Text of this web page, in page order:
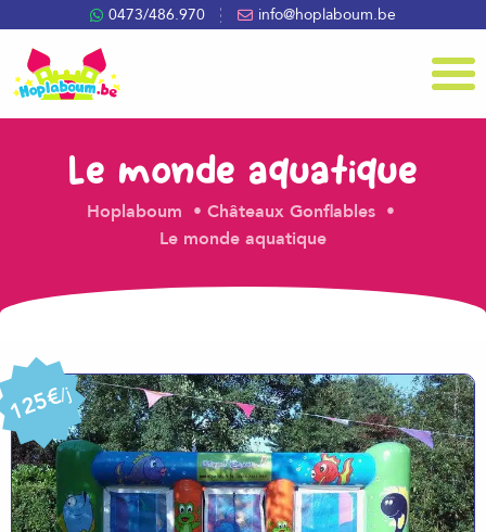
0473/486.970 info@hoplaboum.be
Menu
Le monde aquatique
Hoplaboum
Châteaux Gonflables
Le monde aquatique
125€/j